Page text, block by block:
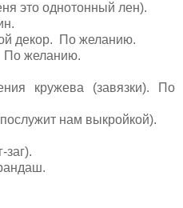
это однотонный лен).
декор.
По желанию.
По желанию.
кружева (завязки). По
нам выкройкой).